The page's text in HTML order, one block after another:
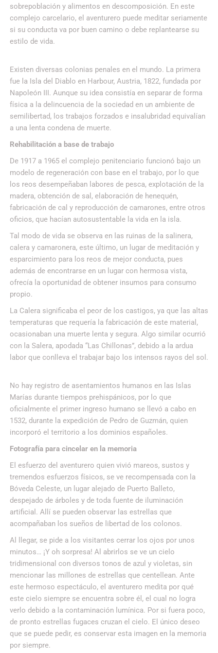
sobrepoblación y alimentos en descomposición. En este
complejo carcelario, el aventurero puede meditar seriamente
si su conducta va por buen camino o debe replantearse su
estilo de vida.
Existen diversas colonias penales en el mundo. La primera
fue la Isla del Diablo en Harbour, Austria, 1822, fundada por
Napoleón III. Aunque su idea consistía en separar de forma
física a la delincuencia de la sociedad en un ambiente de
semilibertad, los trabajos forzados e insalubridad equivalían
a una lenta condena de muerte.
Rehabilitación a base de trabajo
De 1917 a 1965 el complejo penitenciario funcionó bajo un
modelo de regeneración con base en el trabajo, por lo que
los reos desempeñaban labores de pesca, explotación de la
madera, obtención de sal, elaboración de henequén,
fabricación de cal y reproducción de camarones, entre otros
oficios, que hacían autosustentable la vida en la isla.
Tal modo de vida se observa en las ruinas de la salinera,
calera y camaronera, este último, un lugar de meditación y
esparcimiento para los reos de mejor conducta, pues
además de encontrarse en un lugar con hermosa vista,
ofrecía la oportunidad de obtener insumos para consumo
propio.
La Calera significaba el peor de los castigos, ya que las altas
temperaturas que requería la fabricación de este material,
ocasionaban una muerte lenta y segura. Algo similar ocurrió
con la Salera, apodada “Las Chillonas”, debido a la ardua
labor que conlleva el trabajar bajo los intensos rayos del sol.
No hay registro de asentamientos humanos en las Islas
Marías durante tiempos prehispánicos, por lo que
oficialmente el primer ingreso humano se llevó a cabo en
1532, durante la expedición de Pedro de Guzmán, quien
incorporó el territorio a los dominios españoles.
Fotografía para cincelar en la memoria
El esfuerzo del aventurero quien vivió mareos, sustos y
tremendos esfuerzos físicos, se ve recompensada con la
Bóveda Celeste, un lugar alejado de Puerto Balleto,
despejado de árboles y de toda fuente de iluminación
artificial. Allí se pueden observar las estrellas que
acompañaban los sueños de libertad de los colonos.
Al llegar, se pide a los visitantes cerrar los ojos por unos
minutos… ¡Y oh sorpresa! Al abrirlos se ve un cielo
tridimensional con diversos tonos de azul y violetas, sin
mencionar las millones de estrellas que centellean. Ante
este hermoso espectáculo, el aventurero medita por qué
este cielo siempre se encuentra sobre él, el cual no logra
verlo debido a la contaminación lumínica. Por si fuera poco,
de pronto estrellas fugaces cruzan el cielo. El único deseo
que se puede pedir, es conservar esta imagen en la memoria
por siempre.